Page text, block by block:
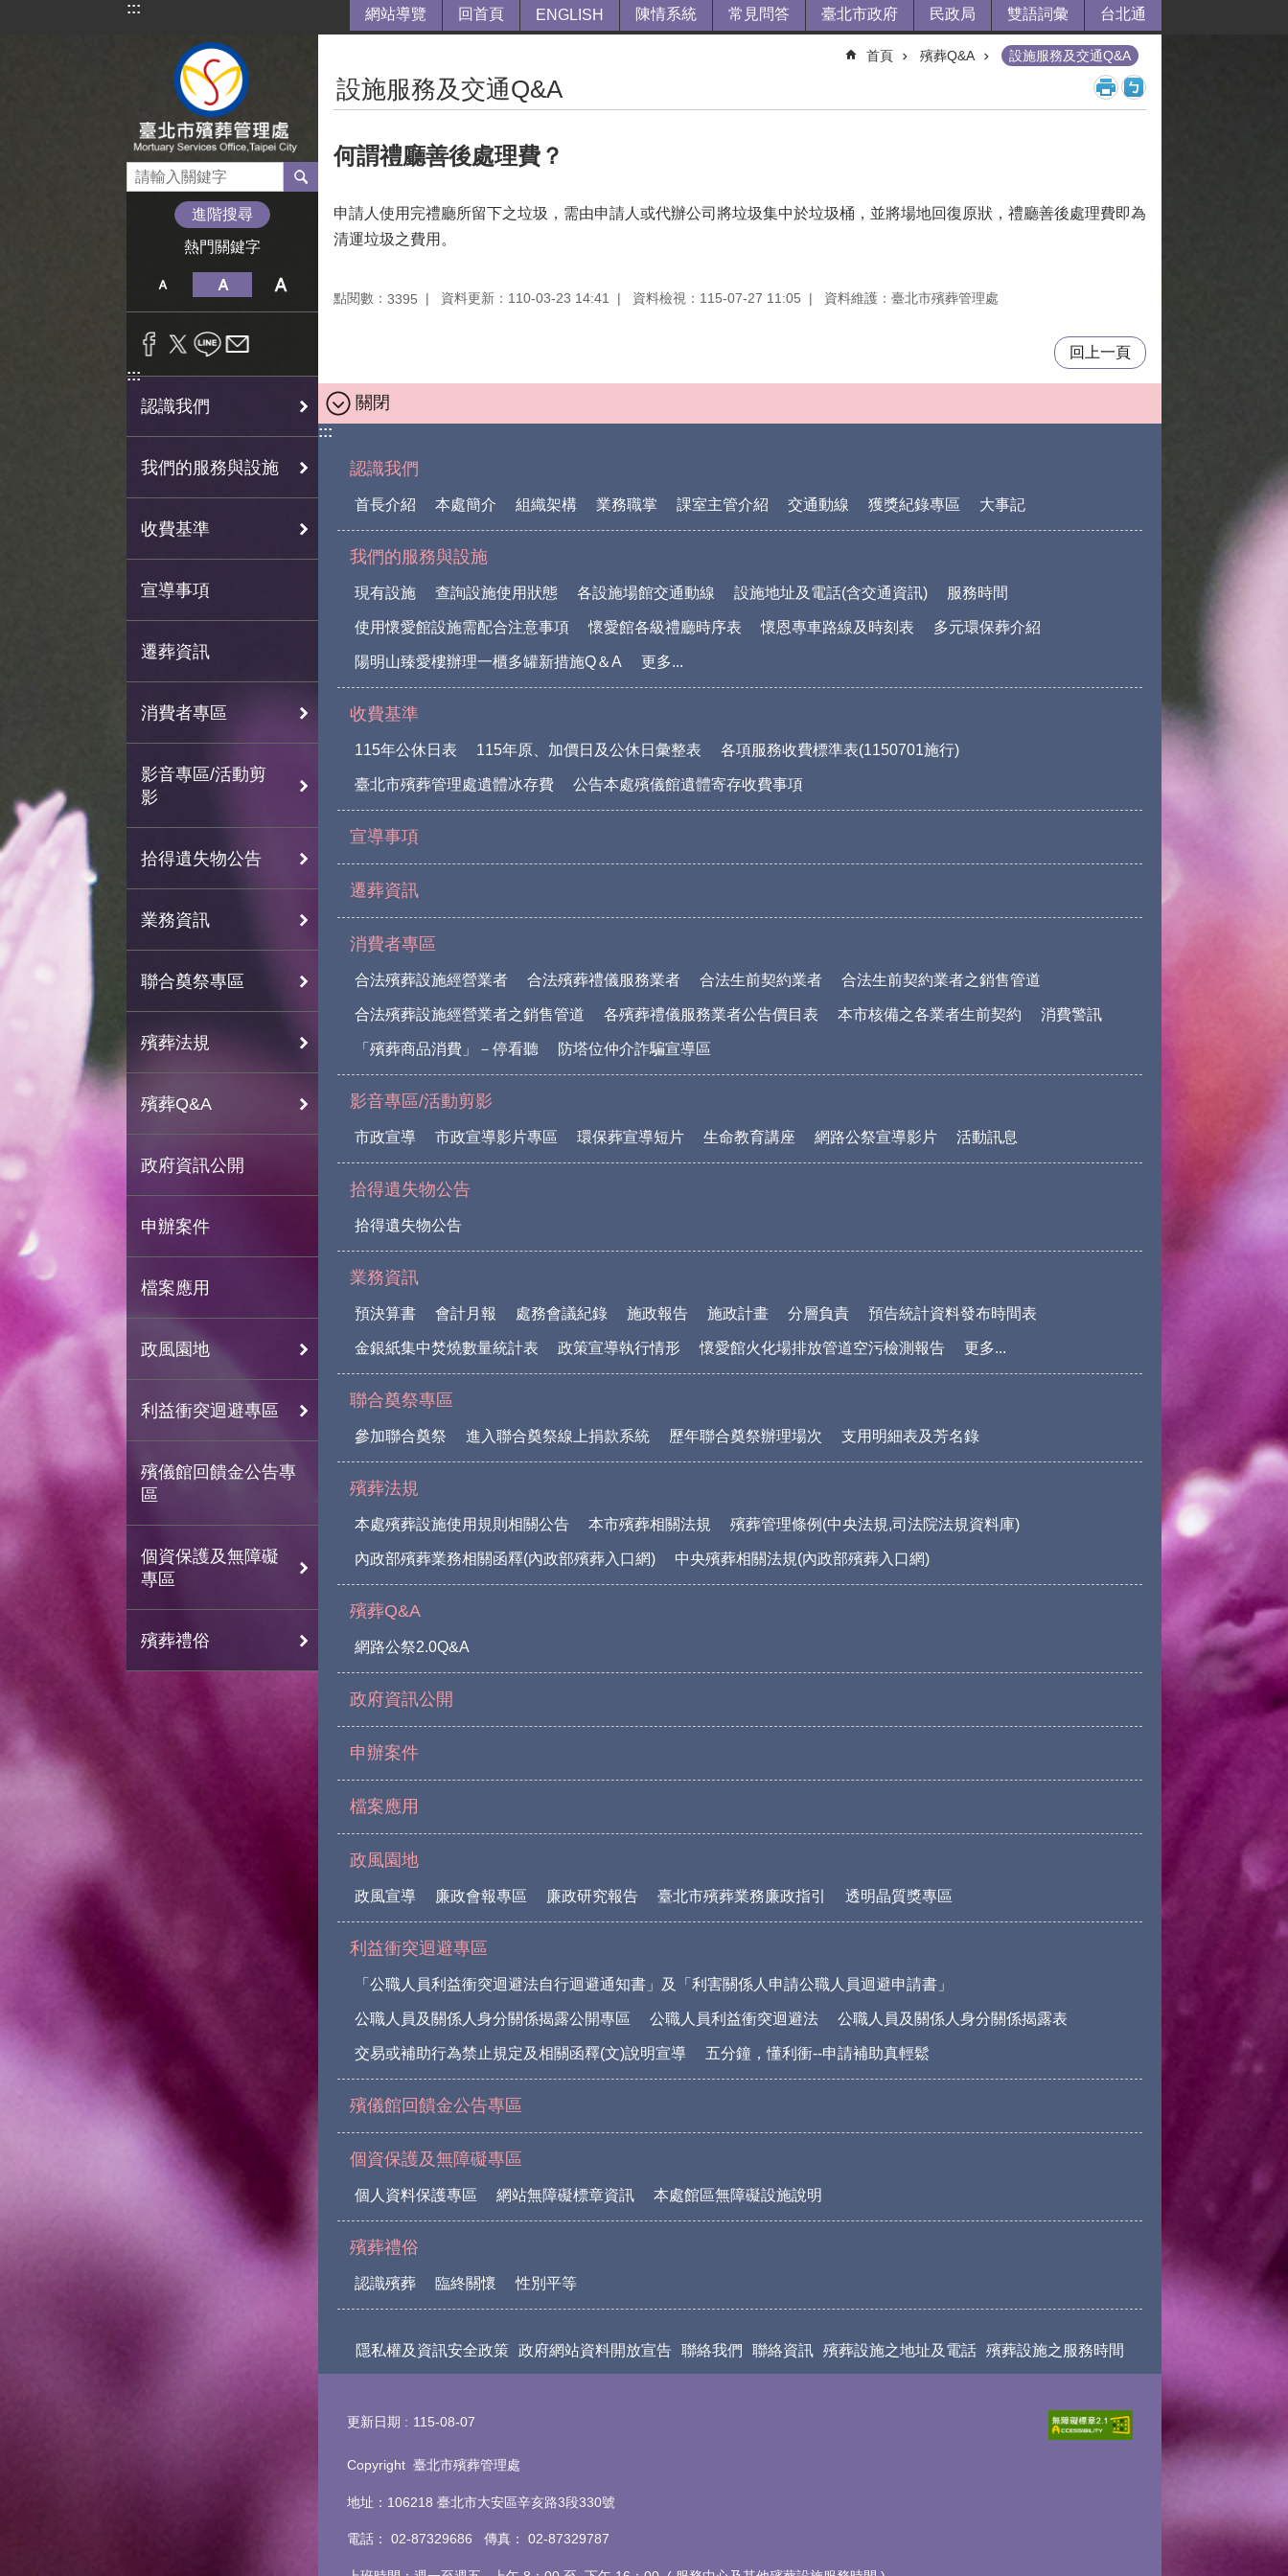
跳到主要內容區塊
::: 網站導覽 回首頁 ENGLISH 陳情系統 常見問答 臺北市政府 民政局 雙語詞彙 台北通
進階搜尋
熱門關鍵字
:::
認識我們
我們的服務與設施
收費基準
宣導事項
遷葬資訊
消費者專區
影音專區/活動剪
影
拾得遺失物公告
業務資訊
聯合奠祭專區
殯葬法規
殯葬Q&A
政府資訊公開
申辦案件
檔案應用
政風園地
利益衝突迴避專區
殯儀館回饋金公告專
區
個資保護及無障礙
專區
殯葬禮俗
首頁 殯葬Q&A 設施服務及交通Q&A
設施服務及交通Q&A
何謂禮廳善後處理費？
申請人使用完禮廳所留下之垃圾，需由申請人或代辦公司將垃圾集中於垃圾桶，並將場地回復原狀，禮廳善後處理費即為
清運垃圾之費用。
點閱數： 3395 資料更新：110-03-23 14:41 資料檢視：115-07-27 11:05 資料維護：臺北市殯葬管理處
回上一頁
關閉
:::
認識我們
首長介紹 本處簡介 組織架構 業務職掌 課室主管介紹 交通動線 獲獎紀錄專區 大事記
我們的服務與設施
現有設施 查詢設施使用狀態 各設施場館交通動線 設施地址及電話(含交通資訊) 服務時間
使用懷愛館設施需配合注意事項 懷愛館各級禮廳時序表 懷恩專車路線及時刻表 多元環保葬介紹
陽明山臻愛樓辦理一櫃多罐新措施Q＆A 更多...
收費基準
115年公休日表 115年原、加價日及公休日彙整表 各項服務收費標準表(1150701施行)
臺北市殯葬管理處遺體冰存費 公告本處殯儀館遺體寄存收費事項
宣導事項
遷葬資訊
消費者專區
合法殯葬設施經營業者 合法殯葬禮儀服務業者 合法生前契約業者 合法生前契約業者之銷售管道
合法殯葬設施經營業者之銷售管道 各殯葬禮儀服務業者公告價目表 本市核備之各業者生前契約 消費警訊
「殯葬商品消費」－停看聽 防塔位仲介詐騙宣導區
影音專區/活動剪影
市政宣導 市政宣導影片專區 環保葬宣導短片 生命教育講座 網路公祭宣導影片 活動訊息
拾得遺失物公告
拾得遺失物公告
業務資訊
預決算書 會計月報 處務會議紀錄 施政報告 施政計畫 分層負責 預告統計資料發布時間表
金銀紙集中焚燒數量統計表 政策宣導執行情形 懷愛館火化場排放管道空污檢測報告 更多...
聯合奠祭專區
參加聯合奠祭 進入聯合奠祭線上捐款系統 歷年聯合奠祭辦理場次 支用明細表及芳名錄
殯葬法規
本處殯葬設施使用規則相關公告 本市殯葬相關法規 殯葬管理條例(中央法規,司法院法規資料庫)
內政部殯葬業務相關函釋(內政部殯葬入口網) 中央殯葬相關法規(內政部殯葬入口網)
殯葬Q&A
網路公祭2.0Q&A
政府資訊公開
申辦案件
檔案應用
政風園地
政風宣導 廉政會報專區 廉政研究報告 臺北市殯葬業務廉政指引 透明晶質獎專區
利益衝突迴避專區
「公職人員利益衝突迴避法自行迴避通知書」及「利害關係人申請公職人員迴避申請書」
公職人員及關係人身分關係揭露公開專區 公職人員利益衝突迴避法 公職人員及關係人身分關係揭露表
交易或補助行為禁止規定及相關函釋(文)說明宣導 五分鐘，懂利衝--申請補助真輕鬆
殯儀館回饋金公告專區
個資保護及無障礙專區
個人資料保護專區 網站無障礙標章資訊 本處館區無障礙設施說明
殯葬禮俗
認識殯葬 臨終關懷 性別平等
隱私權及資訊安全政策 政府網站資料開放宣告 聯絡我們 聯絡資訊 殯葬設施之地址及電話 殯葬設施之服務時間
更新日期 115-08-07
Copyright 臺北市殯葬管理處
地址：106218 臺北市大安區辛亥路3段330號
電話 ： 02-87329686 傳真 ： 02-87329787